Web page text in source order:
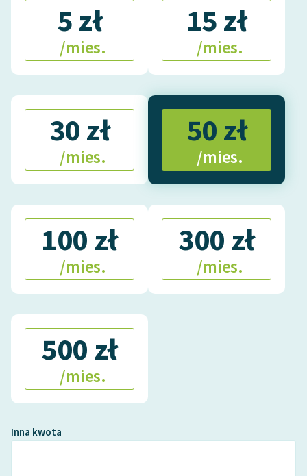
5 zł
/mies.
15 zł
/mies.
30 zł
/mies.
50 zł
/mies.
100 zł
/mies.
300 zł
/mies.
500 zł
/mies.
Inna kwota